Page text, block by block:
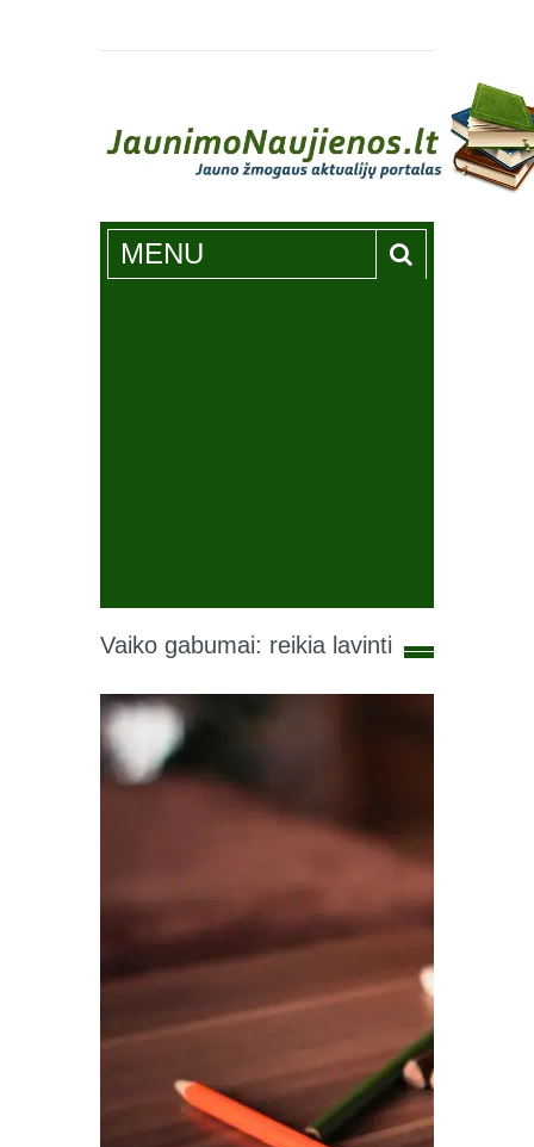
Jaunimonaujienos.lt
MENU
Vaiko gabumai: reikia lavinti